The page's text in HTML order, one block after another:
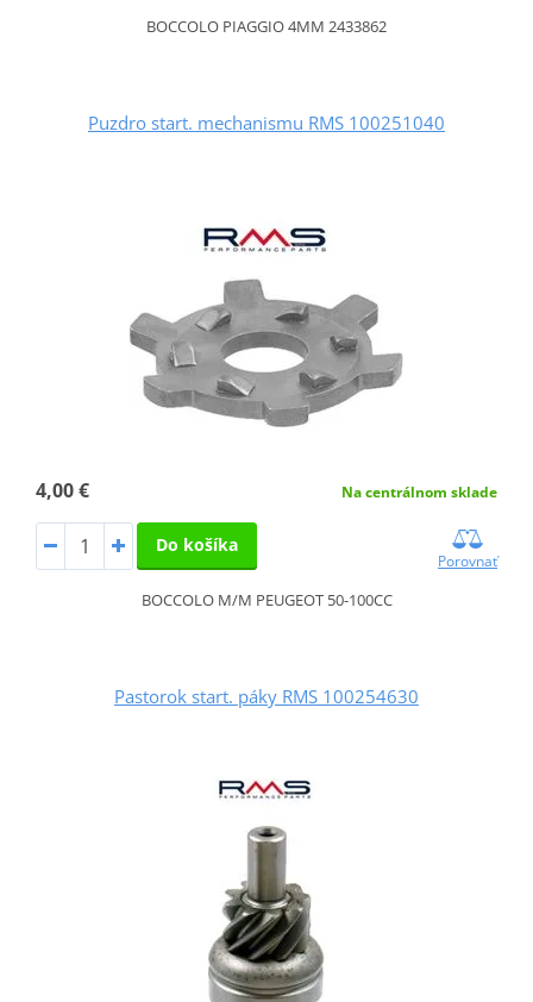
BOCCOLO PIAGGIO 4MM 2433862
Puzdro start. mechanismu RMS 100251040
4,00 € Na centrálnom sklade
Do košíka
Porovnať
BOCCOLO M/M PEUGEOT 50-100CC
Pastorok start. páky RMS 100254630